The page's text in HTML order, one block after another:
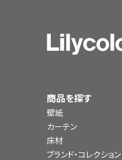
商品を探す
壁紙
カーテン
床材
ブランド・コレクション